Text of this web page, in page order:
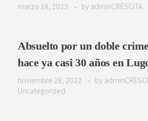
marzo 18, 2023 by adminCRESCITA
Absuelto por un doble
hace ya casi 30 años en
noviembre 28, 2022 by
Uncategorized